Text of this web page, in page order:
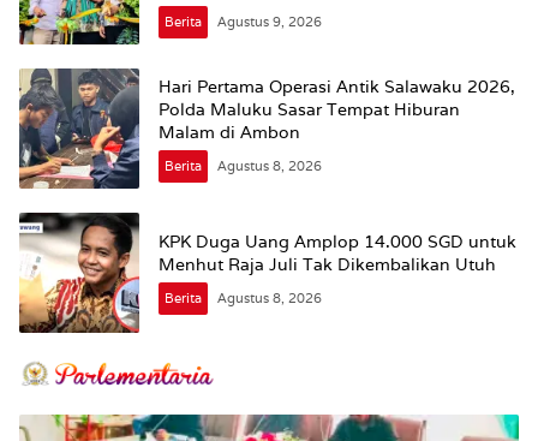
Berita Agustus 9, 2026
Hari Pertama Operasi Antik Salawaku 2026,
Polda Maluku Sasar Tempat Hiburan
Malam di Ambon
Berita Agustus 8, 2026
KPK Duga Uang Amplop 14.000 SGD untuk
Menhut Raja Juli Tak Dikembalikan Utuh
Berita Agustus 8, 2026